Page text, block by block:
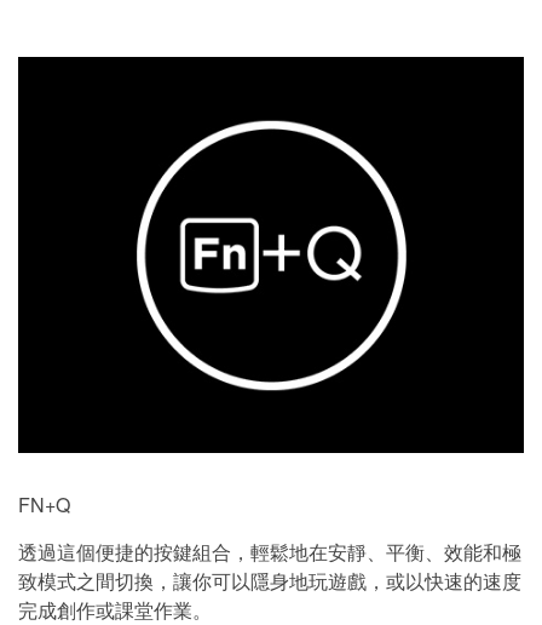
FN+Q
透過這個便捷的按鍵組合，輕鬆地在安靜、平衡、效能和極
致模式之間切換，讓你可以隱身地玩遊戲，或以快速的速度
完成創作或課堂作業。